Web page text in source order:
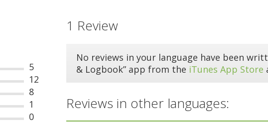
5
12
8
1
0
1 Review
No reviews in your language have been
& Logbook” app from the iTunes App Store
Reviews in other languages: